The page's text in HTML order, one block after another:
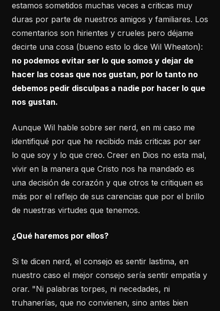
estamos sometidos muchas veces a criticas muy
duras por parte de nuestros amigos y familiares. Los
comentarios son hirientes y crueles pero déjame
decirte una cosa (bueno esto lo dice Wil Wheaton):
no podemos evitar ser lo que somos y dejar de
hacer las cosas que nos gustan, por lo tanto no
debemos pedir disculpas a nadie por hacer lo que
nos gustan.
Aunque Wil hable sobre ser nerd, en mi caso me
identifiqué por que he recibido más criticas por ser
lo que soy y lo que creo. Creer en Dios no esta mal,
vivir en la manera que Cristo nos ha mandado es
una decisión de corazón y que otros te critiquen es
más por el reflejo de sus carencias que por el brillo
de nuestras virtudes que tenemos.
¿Qué haremos por ellos?
Si te dicen nerd, el consejo es sentir lastima, en
nuestro caso el mejor consejo sería sentir empatía y
orar. "Ni palabras torpes, ni necedades, ni
truhanerías, que no convienen, sino antes bien